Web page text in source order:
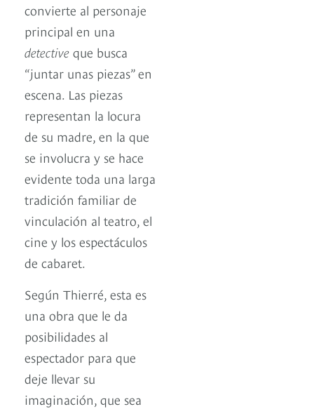
convierte al personaje
principal en una
detective que busca
“juntar unas piezas” en
escena. Las piezas
representan la locura
de su madre, en la que
se involucra y se hace
evidente toda una larga
tradición familiar de
vinculación al teatro, el
cine y los espectáculos
de cabaret.
Según Thierré, esta es
una obra que le da
posibilidades al
espectador para que
deje llevar su
imaginación, que sea